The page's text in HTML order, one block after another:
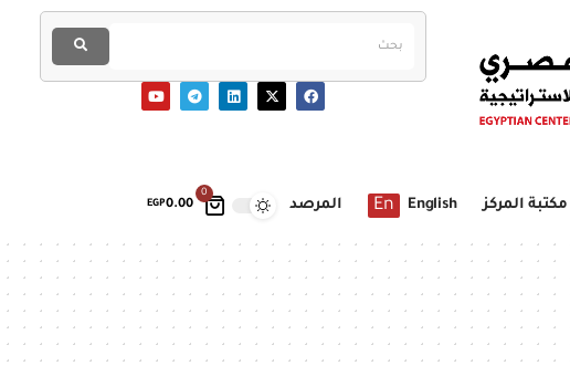
0
EGP0.00 مكتبة المركز English
En المرصد